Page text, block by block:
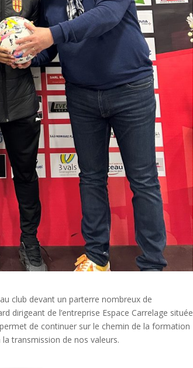
club devant un parterre nombreux de
dirigeant de l’entreprise Espace Carrelage située
de continuer sur le chemin de la formation
transmission de nos valeurs.